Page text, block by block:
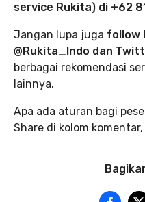
service Rukita) di +62
Jangan lupa juga follow
@Rukita_Indo dan
berbagai rekomendasi
lainnya.
Apa ada aturan bagi
Share di kolom komentar,